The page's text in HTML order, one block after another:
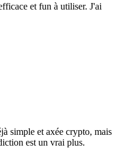
et fun à utiliser. J'ai
simple et axée crypto, mais
est un vrai plus.